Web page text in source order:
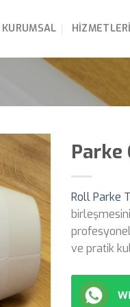
KURUMSAL
Parke
Roll Parke
ve pratik